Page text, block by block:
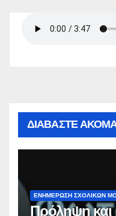
ΔΙΑΒΑΣΤΕ
ΕΝΗΜΕΡΩΣΗ ΣΧΟΛΙΚΩΝ
Πρόληψη και